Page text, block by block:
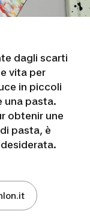
dagli scarti
vita per
in piccoli
una pasta.
obtenir une
pasta, è